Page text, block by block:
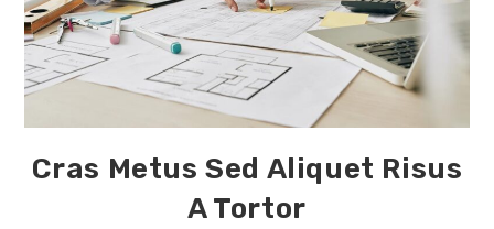
Cras Metus Sed Aliquet Risus
A Tortor